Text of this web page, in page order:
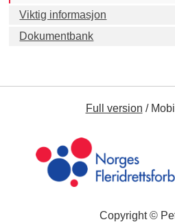
Viktig informasjon
Dokumentbank
Full version /
Copyright ©